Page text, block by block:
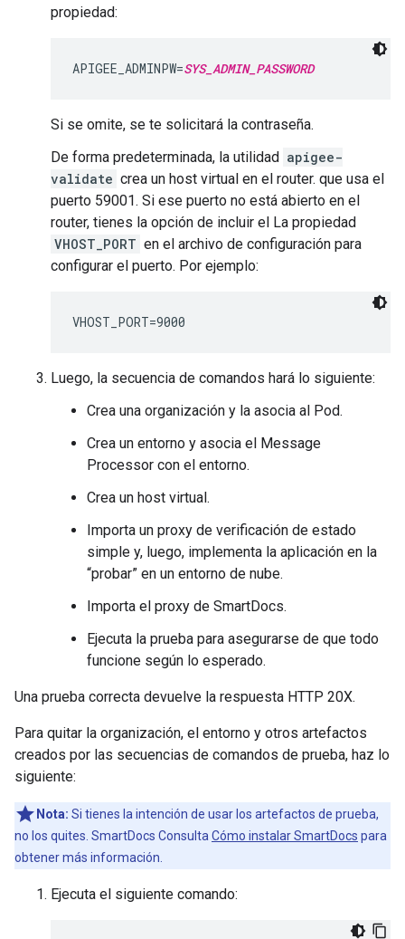
propiedad:
APIGEE_ADMINPW=SYS_ADMIN_PASSWORD
Si se omite, se te solicitará la contraseña.
De forma predeterminada, la utilidad apigee-
validate crea un host virtual en el router. que usa el
puerto 59001. Si ese puerto no está abierto en el
router, tienes la opción de incluir el La propiedad
VHOST_PORT en el archivo de configuración para
configurar el puerto. Por ejemplo:
VHOST_PORT=9000
Luego, la secuencia de comandos hará lo siguiente:
Crea una organización y la asocia al Pod.
Crea un entorno y asocia el Message
Processor con el entorno.
Crea un host virtual.
Importa un proxy de verificación de estado
simple y, luego, implementa la aplicación en la
“probar” en un entorno de nube.
Importa el proxy de SmartDocs.
Ejecuta la prueba para asegurarse de que todo
funcione según lo esperado.
Una prueba correcta devuelve la respuesta HTTP 20X.
Para quitar la organización, el entorno y otros artefactos
creados por las secuencias de comandos de prueba, haz lo
siguiente:
Nota: Si tienes la intención de usar los artefactos de prueba,
no los quites. SmartDocs Consulta Cómo instalar SmartDocs para
obtener más información.
Ejecuta el siguiente comando: